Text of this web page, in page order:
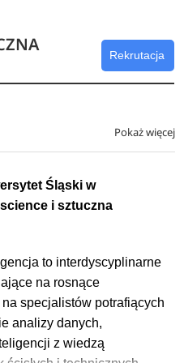
Funduszu Społecznego
programom wymiany
analizowane są także
pracy, oczekiwaniami
i ochrona własności
kierunku Chemia trwają 6
pracy dyplomowej i
licencjata chemii.
kierunku Chemia o trwają 4
pracy dyplomowej i
magistra chemii.
Rekrutacja
Pokaż więcej
Śląski w
i sztuczna
to interdyscyplinarne
na rosnące
specjalistów potrafiących
analizy danych,
z wiedzą